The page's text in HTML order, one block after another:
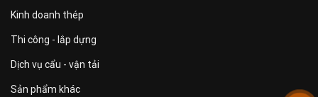
Kinh doanh thép
Thi công - lắp dựng
Dịch vụ cẩu - vận tải
Sản phẩm khác